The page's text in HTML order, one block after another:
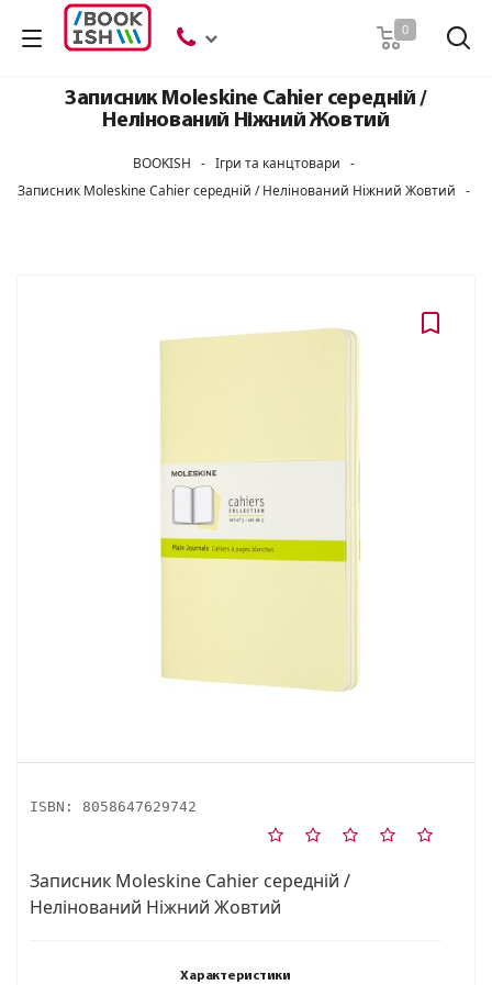
0
Записник Moleskine Cahier середній /
Нелінований Ніжний Жовтий
BOOKISH - Ігри та канцтовари -
Записник Moleskine Cahier середній / Нелінований Ніжний Жовтий -
ISBN: 8058647629742
Записник Moleskine Cahier середній /
Нелінований Ніжний Жовтий
Характеристики